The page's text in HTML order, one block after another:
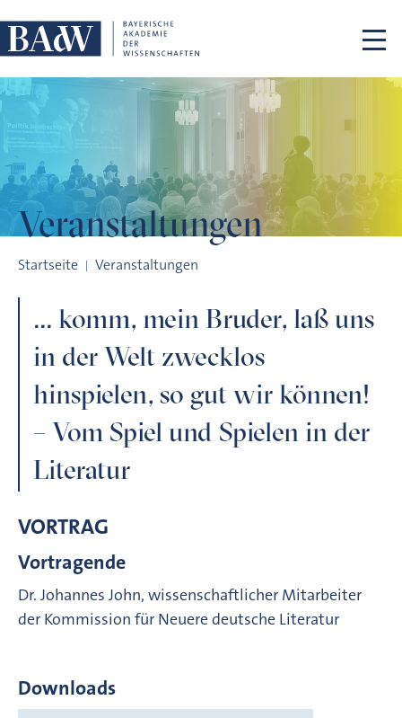
Veranstaltungen
Startseite Veranstaltungen
... komm, mein Bruder, laß uns
in der Welt zwecklos
hinspielen, so gut wir können!
– Vom Spiel und Spielen in der
Literatur
VORTRAG
Vortragende
Dr. Johannes John, wissenschaftlicher Mitarbeiter
der Kommission für Neuere deutsche Literatur
Downloads